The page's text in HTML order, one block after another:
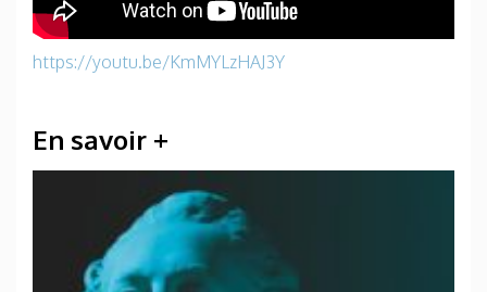
https://youtu.be/KmMYLzHAJ3Y
En savoir +